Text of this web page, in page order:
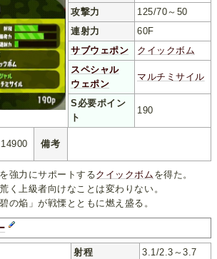
攻撃力
125/70～50
連射力
60F
サブウェポン
クイックボム
スペシャル
ウェポン
マルチミサイル
S必要ポイン
ト
190
14900 備考
強力にサポートするクイックボム を得た。
く上級者向けなことは変わりない。
の焔」が戦慄とともに燃え盛る。
射程
3.1/2.3～3.7